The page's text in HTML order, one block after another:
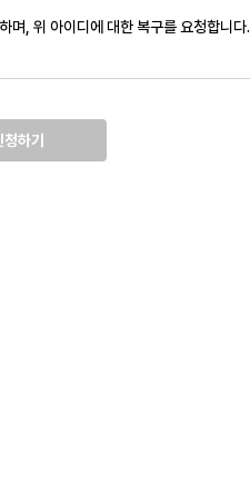
며, 위 아이디에 대한 복구를 요청합니다.
청하기